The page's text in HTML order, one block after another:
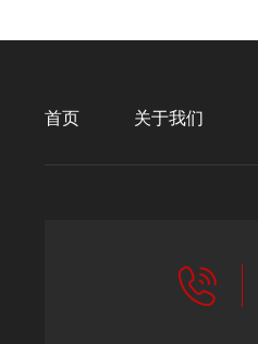
首页 关于我们